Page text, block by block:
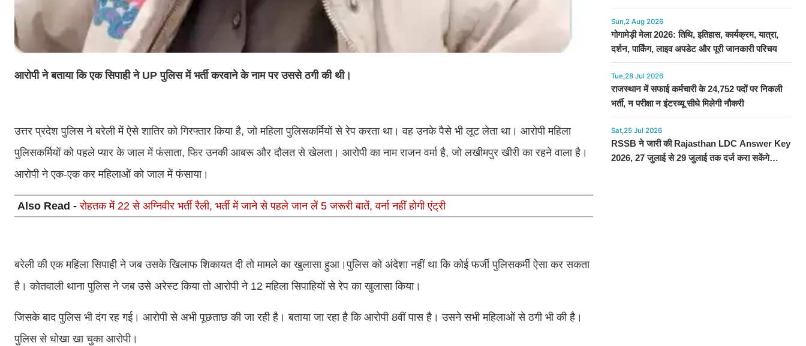
आरोपी ने बताया कि एक सिपाही ने UP पुलिस में भर्ती करवाने के नाम पर उससे ठगी की थी।
उत्तर प्रदेश पुलिस ने बरेली में ऐसे शातिर को गिरफ्तार किया है, जो महिला पुलिसकर्मियों से रेप करता था। वह उनके पैसे भी लूट लेता था। आरोपी महिला
पुलिसकर्मियों को पहले प्यार के जाल में फंसाता, फिर उनकी आबरू और दौलत से खेलता। आरोपी का नाम राजन वर्मा है, जो लखीमपुर खीरी का रहने वाला है।
आरोपी ने एक-एक कर महिलाओं को जाल में फंसाया।
Also Read -रोहतक में 22 से अग्निवीर भर्ती रैली, भर्ती में जाने से पहले जान लें 5 जरूरी बातें, वर्ना नहीं होगी एंट्री
बरेली की एक महिला सिपाही ने जब उसके खिलाफ शिकायत दी तो मामले का खुलासा हुआ।पुलिस को अंदेशा नहीं था कि कोई फर्जी पुलिसकर्मी ऐसा कर सकता
है। कोतवाली थाना पुलिस ने जब उसे अरेस्ट किया तो आरोपी ने 12 महिला सिपाहियों से रेप का खुलासा किया।
जिसके बाद पुलिस भी दंग रह गई। आरोपी से अभी पूछताछ की जा रही है। बताया जा रहा है कि आरोपी 8वीं पास है। उसने सभी महिलाओं से ठगी भी की है।
पुलिस से धोखा खा चुका आरोपी।
Sun,2 Aug 2026
गोगामेड़ी मेला 2026: तिथि, इतिहास, कार्यक्रम, यात्रा,
दर्शन, पार्किंग, लाइव अपडेट और पूरी जानकारी परिचय
Tue,28 Jul 2026
राजस्थान में सफाई कर्मचारी के 24,752 पदों पर निकली
भर्ती, न परीक्षा न इंटरव्यू सीधे मिलेगी नौकरी
Sat,25 Jul 2026
RSSB ने जारी की Rajasthan LDC Answer Key
2026, 27 जुलाई से 29 जुलाई तक दर्ज करा सकेंगे